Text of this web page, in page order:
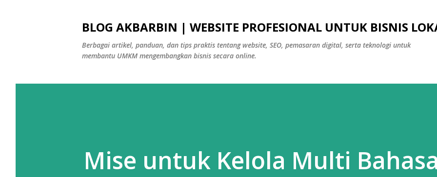
BLOG AKBARBIN | WEBSITE PROFESIONAL UNTUK BISNIS
Berbagai artikel, panduan, dan tips praktis tentang website, SEO, pemasaran digital, serta teknologi untuk
membantu UMKM mengembangkan bisnis secara online.
Mise untuk Kelola Multi Bahasa